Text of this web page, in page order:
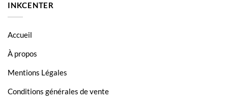
HP Officejet Pro 8139
INKCENTER
Accueil
À propos
Mentions Légales
Conditions générales de vente